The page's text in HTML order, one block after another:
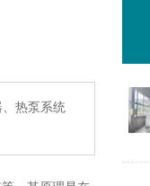
热泵系统